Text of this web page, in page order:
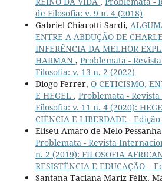
de Filosofia: v. 9 n. 4 (2018)
Gabriel Chiarotti Sardi,
ENTRE A ABDUÇÃO DE
INFERÊNCIA DA MELHOR
HARMAN , Problemata -
Filosofia: v. 13 n. 2 (2022)
Diogo Ferrer, O CETICISMO,
E HEGEL , Problemata -
Filosofia: v. 11 n. 4 (2020):
CIÊNCIA E LIBERDADE -
Eliseu Amaro de Melo
Problemata - Revista
n. 2 (2019): FILOSOFIA
RESISTÊNCIA E EDUCAÇÃO –
Santana Taciana Mariz Félix,